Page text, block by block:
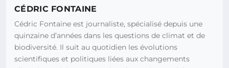
CÉDRIC FONTAINE
Cédric Fontaine est journaliste, spécialisé depuis une
quinzaine d’années dans les questions de climat et de
biodiversité. Il suit au quotidien les évolutions
scientifiques et politiques liées aux changements